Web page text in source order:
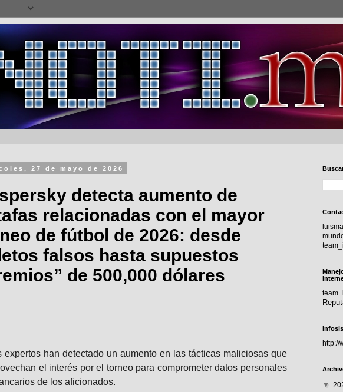
27 de mayo de 2026
detecta aumento de
relacionadas con el mayor
de fútbol de 2026: desde
falsos hasta supuestos
de 500,000 dólares
expertos han detectado un aumento en las tácticas maliciosas que
el interés por el torneo para comprometer datos personales
de los aficionados.
http://
▼